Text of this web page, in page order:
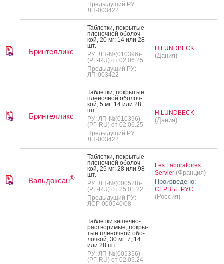
Предыдущий РУ:
ЛП-003422
Бринтелликс
Таб­летки, пок­ры­тые
пле­ноч­ной обо­лоч­
кой, 20 мг: 14 или 28
шт.
РУ: ЛП-№(010396)-
(РГ-RU) от 02.06.25
Предыдущий РУ:
ЛП-003422
H.LUNDBECK
(Дания)
Бринтелликс
Таб­летки, пок­ры­тые
пле­ноч­ной обо­лоч­
кой, 5 мг: 14 или 28
шт.
РУ: ЛП-№(010396)-
(РГ-RU) от 02.06.25
Предыдущий РУ:
ЛП-003422
H.LUNDBECK
(Дания)
Вальдоксан®
Таб­летки, пок­ры­тые
пле­ноч­ной обо­лоч­
кой, 25 мг: 28 или 98
шт.
РУ: ЛП-№(000528)-
(РГ-RU) от 25.01.22
Предыдущий РУ:
ЛСР-000540/08
Les Laboratoires
Servier (Франция)
Произведено:
СЕРВЬЕ РУС
(Россия)
Таб­летки ки­шеч­но­
рас­тво­римые, пок­ры­
тые пле­ноч­ной обо­
лоч­кой, 30 мг: 7, 14
или 28 шт.
РУ: ЛП-№(005356)-
(РГ-RU) от 02.05.24